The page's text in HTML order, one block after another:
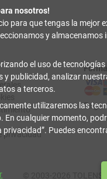
privacidad
Pago
© 2003-2026
nosotros!
para que tengas la mejor
y
el uso de
publicidad, analizar
a terceros.
utilizaremos las
En cualquier momento,
privacidad . Puedes